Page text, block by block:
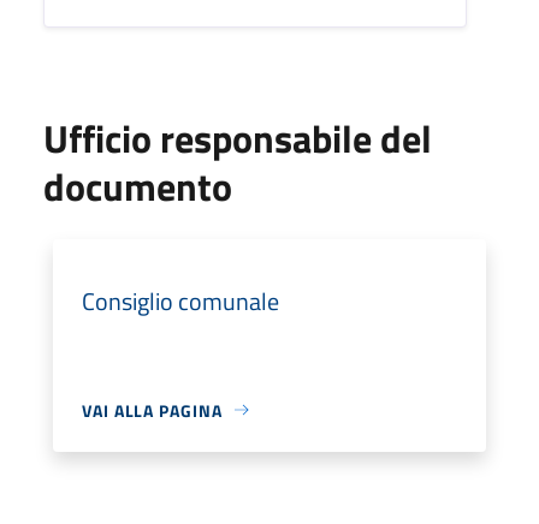
Ufficio responsabile del
documento
Consiglio comunale
VAI ALLA PAGINA